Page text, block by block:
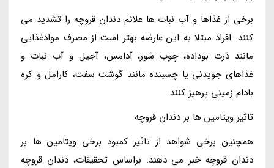
برخی از غذاها و آب نبات ها علائم دندان قروچه را تشدید می
کنند. افراد مبتلا به این عارضه بهتر است از مصرف موادغذایی
مانند ذرت بوداده، چوب شور، آدامس، آجیل و آب نبات و
غذاهای جویدنی یا چسبنده مانند گوشت سفت، کارامل و کره
بادام زمینی پرهیز کنند.
تاثیر ویتامین ها بر دندان قروچه
همچنین برخی شواهد از تاثیر کمبود برخی ویتامین ها بر
دندان قروچه خبر می دهند. براساس تحقیقات، دندان قروچه